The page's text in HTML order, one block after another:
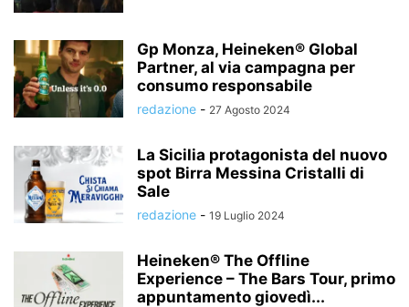
Gp Monza, Heineken® Global
Partner, al via campagna per
consumo responsabile
redazione - 27 Agosto 2024
La Sicilia protagonista del nuovo
spot Birra Messina Cristalli di
Sale
redazione - 19 Luglio 2024
Heineken® The Offline
Experience – The Bars Tour, primo
appuntamento giovedì...